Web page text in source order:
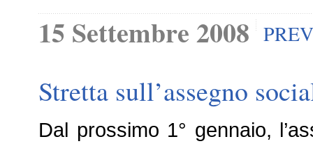
15 Settembre 2008
Stretta sull’assegno
Dal prossimo 1° gennaio,